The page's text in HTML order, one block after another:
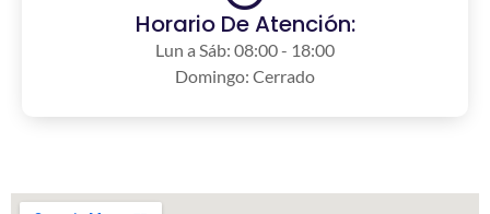
Horario De Atención:
Lun a Sáb: 08:00 - 18:00
Domingo: Cerrado